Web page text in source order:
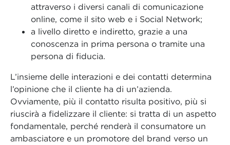
attraverso i diversi canali di comunicazione
online, come il sito web e i Social Network;
a livello diretto e indiretto, grazie a una
conoscenza in prima persona o tramite una
persona di fiducia.
L’insieme delle interazioni e dei contatti determina
l’opinione che il cliente ha di un’azienda.
Ovviamente, più il contatto risulta positivo, più si
riuscirà a fidelizzare il cliente: si tratta di un aspetto
fondamentale, perché renderà il consumatore un
ambasciatore e un promotore del brand verso un